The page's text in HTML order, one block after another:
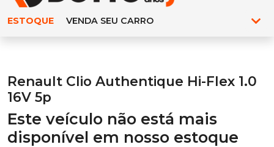
ESTOQUE VENDA SEU CARRO
Renault Clio Authentique Hi-Flex 1.0
16V 5p
Este veículo não está mais
disponível em nosso estoque